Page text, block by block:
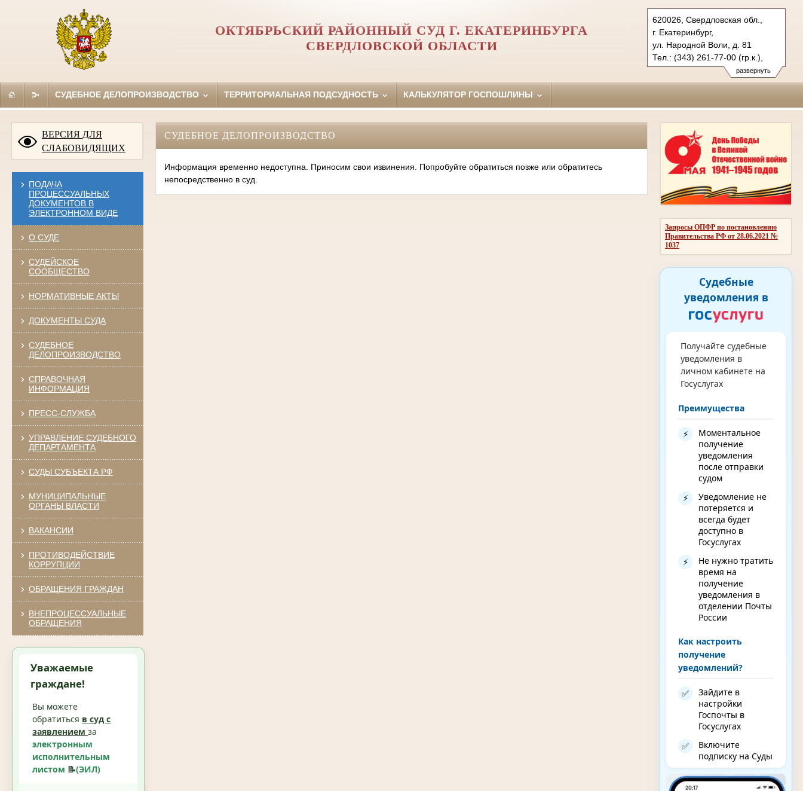
развернуть
620026, Свердловская обл.,
г. Екатеринбург,
ул. Народной Воли, д. 81
Тел.: (343) 261-77-00 (гр.к.),
261-62-72 (уг.к.), 261-69-79 (ф.)
oktiabrsky.svd@sudrf.ru
ОКТЯБРЬСКИЙ РАЙОННЫЙ СУД Г. ЕКАТЕРИНБУРГА
СВЕРДЛОВСКОЙ ОБЛАСТИ
СУДЕБНОЕ ДЕЛОПРОИЗВОДСТВО ТЕРРИТОРИАЛЬНАЯ ПОДСУДНОСТЬ КАЛЬКУЛЯТОР ГОСПОШЛИНЫ
ВЕРСИЯ ДЛЯ
СЛАБОВИДЯЩИХ
ПОДАЧА
ПРОЦЕССУАЛЬНЫХ
ДОКУМЕНТОВ В
ЭЛЕКТРОННОМ ВИДЕ
О СУДЕ
СУДЕЙСКОЕ
СООБЩЕСТВО
НОРМАТИВНЫЕ АКТЫ
ДОКУМЕНТЫ СУДА
СУДЕБНОЕ
ДЕЛОПРОИЗВОДСТВО
СПРАВОЧНАЯ
ИНФОРМАЦИЯ
ПРЕСС-СЛУЖБА
УПРАВЛЕНИЕ СУДЕБНОГО
ДЕПАРТАМЕНТА
СУДЫ СУБЪЕКТА РФ
МУНИЦИПАЛЬНЫЕ
ОРГАНЫ ВЛАСТИ
ВАКАНСИИ
ПРОТИВОДЕЙСТВИЕ
КОРРУПЦИИ
ОБРАЩЕНИЯ ГРАЖДАН
ВНЕПРОЦЕССУАЛЬНЫЕ
ОБРАЩЕНИЯ
Уважаемые
граждане!
Вы можете
обратиться в суд с
заявлениемза
электронным
исполнительным
листом 📝(ЭИЛ)
Запросы ОПФР по постановлению
Правительства РФ от 28.06.2021 №
1037
Судебные
уведомления в
Получайте судебные
уведомления в
личном кабинете на
Госуслугах
Преимущества
⚡
Моментальное
получение
уведомления
после отправки
судом
⚡
Уведомление не
потеряется и
всегда будет
доступно в
Госуслугах
⚡
Не нужно тратить
время на
получение
уведомления в
отделении Почты
России
Как настроить
получение
уведомлений?
✅
Зайдите в
настройки
Госпочты в
Госуслугах
✅
Включите
подписку на Суды
СУДЕБНОЕ ДЕЛОПРОИЗВОДСТВО
Информация временно недоступна. Приносим свои извинения. Попробуйте обратиться позже или обратитесь
непосредственно в суд.